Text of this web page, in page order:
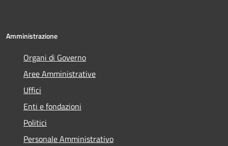
Amministrazione
Organi di Governo
Aree Amministrative
Uffici
Enti e fondazioni
Politici
Personale Amministrativo